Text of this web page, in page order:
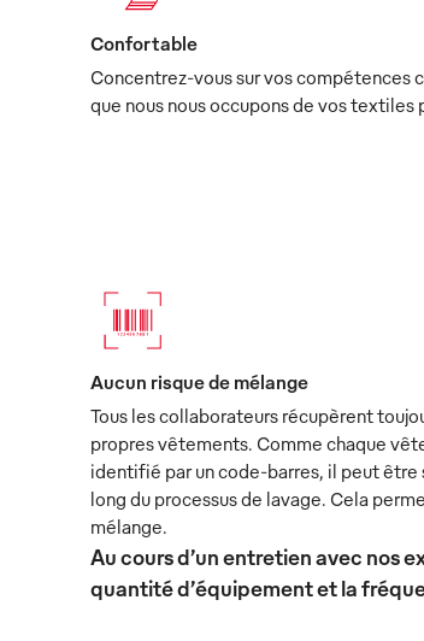
Confortable
Concentrez-vous sur vos compétences
que nous nous occupons de vos textiles
Aucun risque de mélange
Tous les collaborateurs récupèrent
propres vêtements. Comme chaque
identifié par un code-barres, il peut être
long du processus de lavage. Cela
mélange.
Au cours d’un entretien avec nos
quantité d’équipement et la